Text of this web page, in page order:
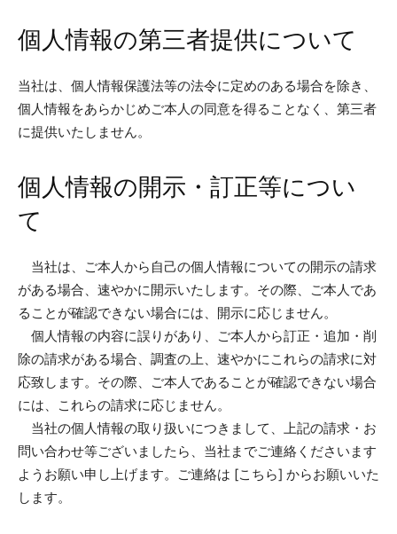
個人情報の第三者提供について
当社は、個人情報保護法等の法令に定めのある場合を除き、
個人情報をあらかじめご本人の同意を得ることなく、第三者
に提供いたしません。
個人情報の開示・訂正等につい
て
当社は、ご本人から自己の個人情報についての開示の請求
がある場合、速やかに開示いたします。その際、ご本人であ
ることが確認できない場合には、開示に応じません。
個人情報の内容に誤りがあり、ご本人から訂正・追加・削
除の請求がある場合、調査の上、速やかにこれらの請求に対
応致します。その際、ご本人であることが確認できない場合
には、これらの請求に応じません。
当社の個人情報の取り扱いにつきまして、上記の請求・お
問い合わせ等ございましたら、当社までご連絡くださいます
ようお願い申し上げます。ご連絡は [こちら] からお願いいた
します。